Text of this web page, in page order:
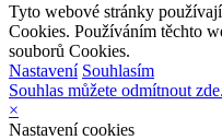
Tyto webové stránky
Cookies. Používáním těchto
souborů Cookies.
Nastavení Souhlasím
Souhlas můžete odmítnout zde.
×
Nastavení cookies